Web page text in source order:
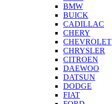
BMW
BUICK
CADILLAC
CHERY
CHEVROLET
CHRYSLER
CITROEN
DAEWOO
DATSUN
DODGE
FIAT